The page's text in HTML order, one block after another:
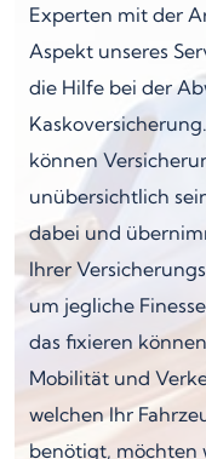
Experten mit der
Aspekt unseres
die Hilfe bei der
können
unübersichtlich
dabei und
Ihrer
um jegliche
das fixieren
Mobilität und
welchen Ihr
benötigt, möchten